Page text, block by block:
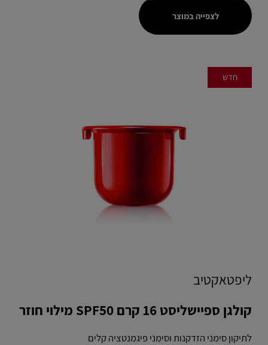
לצפייה במוצר
חדש
ליפטאקטיב
קולגן ספיישליסט 16 קרם SPF50 מילוי חוזר
לתיקון סימני הזדקנות וסימני פיגמנטציה קלים